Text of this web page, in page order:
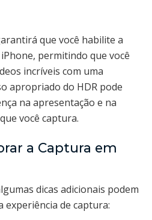
que você habilite a
permitindo que você
incríveis com uma
apropriado do HDR pode
na apresentação e na
você captura.
a Captura em
dicas adicionais podem
experiência de captura: